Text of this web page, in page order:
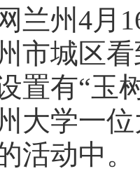
州4月16
市城区
置有“玉
大学一
活动中。